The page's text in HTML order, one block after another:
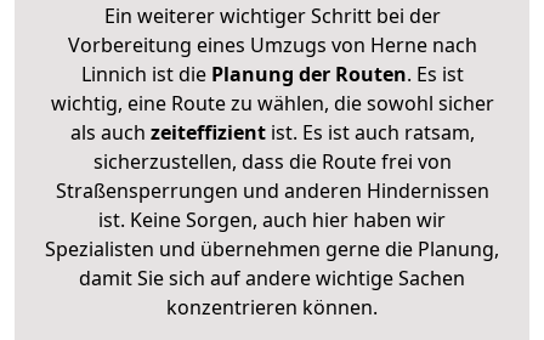
Ein weiterer wichtiger Schritt bei der
Vorbereitung eines Umzugs von Herne nach
Linnich ist diePlanung der Routen. Es ist
wichtig, eine Route zu wählen, die sowohl sicher
als auch zeiteffizientist. Es ist auch ratsam,
sicherzustellen, dass die Route frei von
Straßensperrungen und anderen Hindernissen
ist. Keine Sorgen, auch hier haben wir
Spezialisten und übernehmen gerne die Planung,
damit Sie sich auf andere wichtige Sachen
konzentrieren können.